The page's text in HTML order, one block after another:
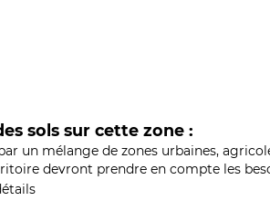
sols sur cette zone :
un mélange de zones urbaines,
devront prendre en compte les